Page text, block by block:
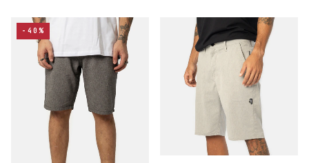
-40%